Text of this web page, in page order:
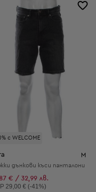
с WELCOME
M
дънкови къси панталони
€ / 32,99 лв.
цена:
29,00 € (-41%)